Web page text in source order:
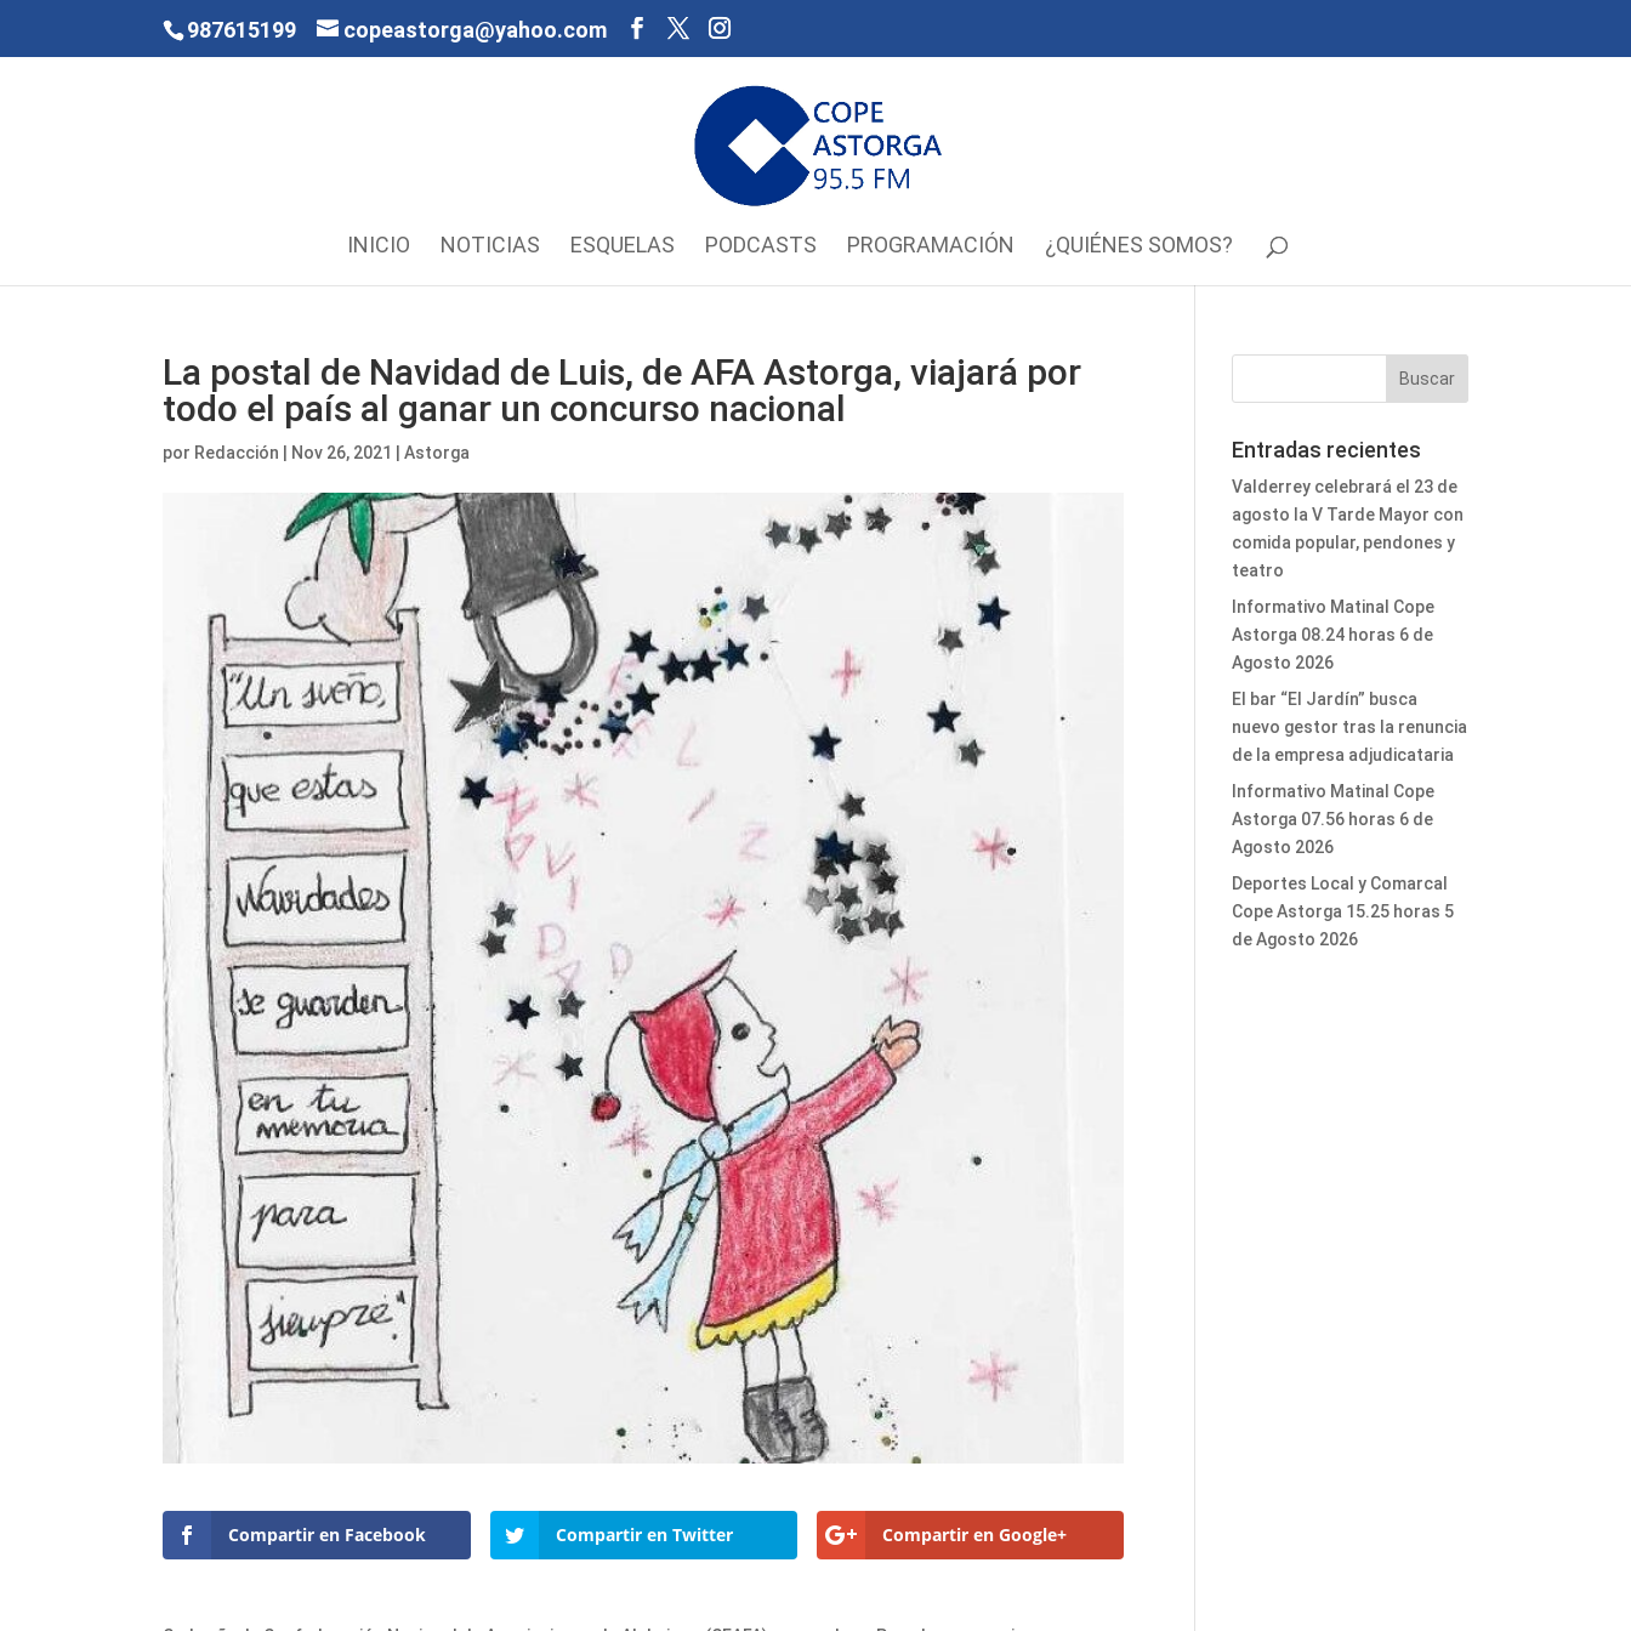
987615199 copeastorga@yahoo.com
INICIO NOTICIAS ESQUELAS PODCASTS PROGRAMACIÓN ¿QUIÉNES SOMOS?
La postal de Navidad de Luis, de AFA Astorga, viajará por
todo el país al ganar un concurso nacional
por Redacción Nov 26, 2021 |Astorga
Compartir en Facebook Compartir en Twitter Compartir en Google+
Entradas recientes
Valderrey celebrará el 23 de
agosto la V Tarde Mayor con
comida popular, pendones y
teatro
Informativo Matinal Cope
Astorga 08.24 horas 6 de
Agosto 2026
El bar “El Jardín” busca
nuevo gestor tras la renuncia
de la empresa adjudicataria
Informativo Matinal Cope
Astorga 07.56 horas 6 de
Agosto 2026
Deportes Local y Comarcal
Cope Astorga 15.25 horas 5
de Agosto 2026